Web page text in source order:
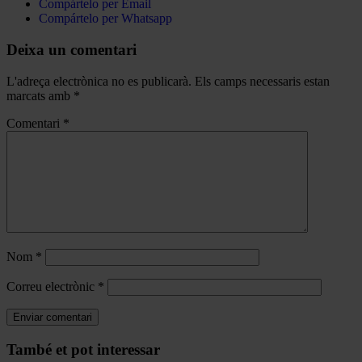
Compártelo per Email
Compártelo per Whatsapp
Deixa un comentari
L'adreça electrònica no es publicarà. Els camps necessaris estan
marcats amb *
Comentari *
Nom *
Correu electrònic *
Navegar
També et pot interessar